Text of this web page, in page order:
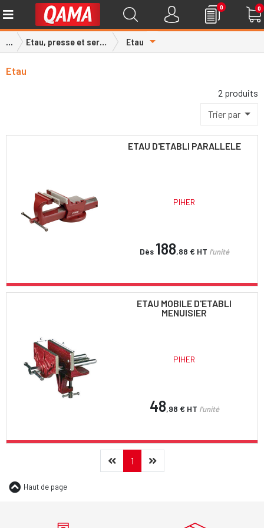
0 0
... Etau, presse et serre joint Etau Toggle Dropdown
Etau
2 produits
Trier par
ETAU D'ETABLI PARALLELE
PIHER
Dès 188,88 € HT l'unité
ETAU MOBILE D'ETABLI
MENUISIER
PIHER
48,98 € HT l'unité
Précédent
1(current)Suivant
Haut de page